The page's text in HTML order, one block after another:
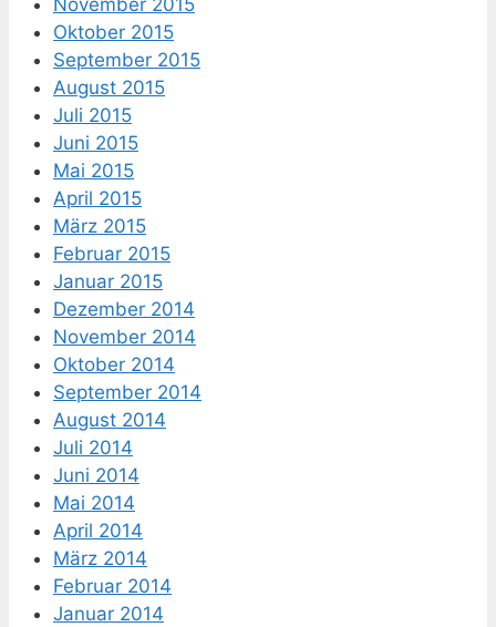
November 2015
Oktober 2015
September 2015
August 2015
Juli 2015
Juni 2015
Mai 2015
April 2015
März 2015
Februar 2015
Januar 2015
Dezember 2014
November 2014
Oktober 2014
September 2014
August 2014
Juli 2014
Juni 2014
Mai 2014
April 2014
März 2014
Februar 2014
Januar 2014